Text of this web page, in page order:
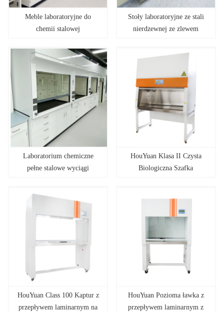
Meble laboratoryjne do
chemii stalowej
Stoły laboratoryjne ze stali
nierdzewnej ze zlewem
Laboratorium chemiczne
pełne stalowe wyciągi
HouYuan Klasa II Czysta
Biologiczna Szafka
HouYuan Class 100 Kaptur z
przepływem laminarnym na
HouYuan Pozioma ławka z
przepływem laminarnym z